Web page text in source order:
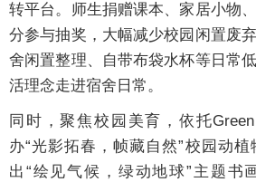
转平台。师生捐赠课本、家居小物
分参与抽奖，大幅减少校园闲置废
舍闲置整理、自带布袋水杯等日常
活理念走进宿舍日常。
同时，聚焦校园美育，依托
办“光影拓春，帧藏自然”校园动
出“绘见气候，绿动地球”主题书